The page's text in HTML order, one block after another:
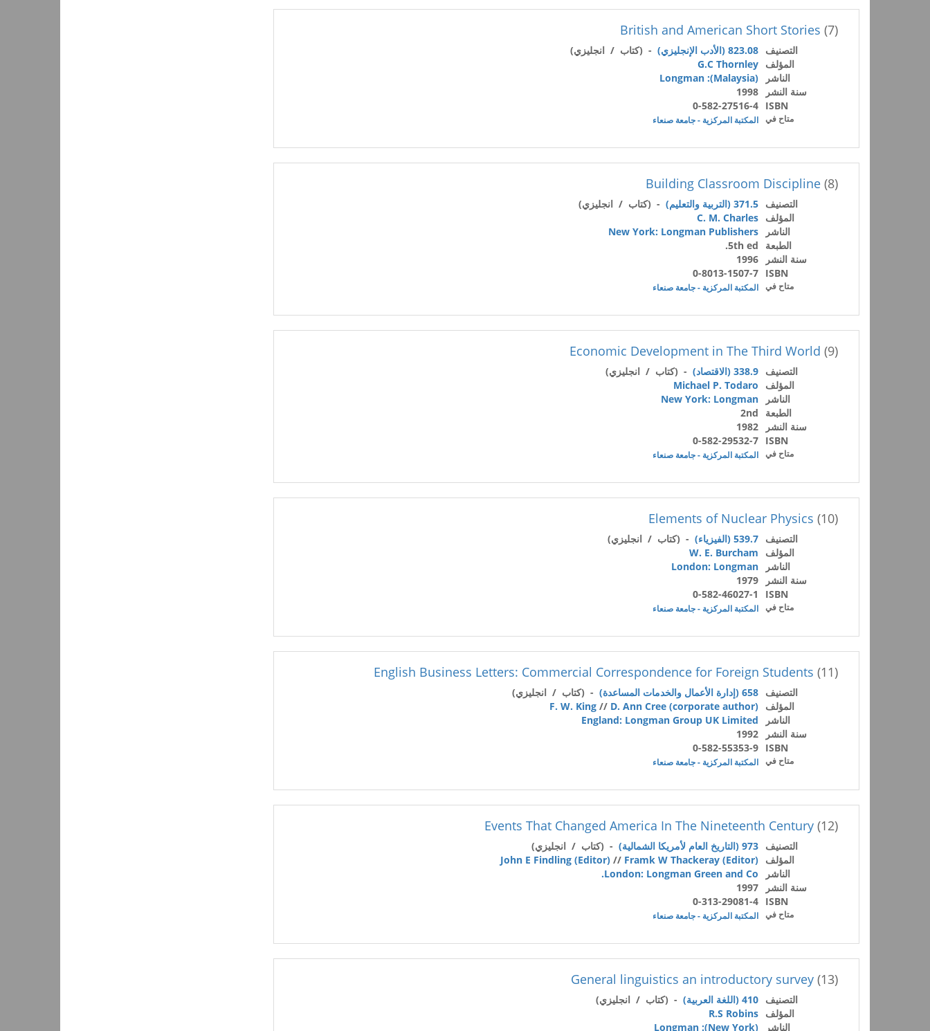
(7)
British and American Short Stories
التصنيف 823.08 (الأدب الإنجليزي)
- (كتاب / انجليزي)
المؤلف G.C Thornley
الناشر
(Malaysia): Longman
سنة النشر
1998
ISBN
0-582-27516-4
متاح في المكتبة المركزية - جامعة صنعاء
(8)
Building Classroom Discipline
التصنيف 371.5 (التربية والتعليم)
- (كتاب / انجليزي)
المؤلف C. M. Charles
الناشر
New York: Longman Publishers
الطبعة
5th ed.
سنة النشر
1996
ISBN
0-8013-1507-7
متاح في المكتبة المركزية - جامعة صنعاء
(9)
Economic Development in The Third World
التصنيف 338.9 (الاقتصاد)
- (كتاب / انجليزي)
المؤلف
Michael P. Todaro
الناشر
New York: Longman
الطبعة
2nd
سنة النشر
1982
ISBN
0-582-29532-7
متاح في المكتبة المركزية - جامعة صنعاء
(10)
Elements of Nuclear Physics
التصنيف 539.7 (الفيزياء)
- (كتاب / انجليزي)
المؤلف
W. E. Burcham
الناشر
London: Longman
سنة النشر
1979
ISBN
0-582-46027-1
متاح في المكتبة المركزية - جامعة صنعاء
(11)
English Business Letters: Commercial Correspondence for Foreign Students
التصنيف 658 (إدارة الأعمال والخدمات المساعدة)
- (كتاب / انجليزي)
المؤلف
F. W. King // D. Ann Cree (corporate author)
الناشر
England: Longman Group UK Limited
سنة النشر
1992
ISBN
0-582-55353-9
متاح في المكتبة المركزية - جامعة صنعاء
(12)
Events That Changed America In The Nineteenth Century
التصنيف 973 (التاريخ العام لأمريكا الشمالية)
- (كتاب / انجليزي)
المؤلف
John E Findling (Editor) // Framk W Thackeray (Editor)
الناشر
London: Longman Green and Co.
سنة النشر
1997
ISBN
0-313-29081-4
متاح في المكتبة المركزية - جامعة صنعاء
(13)
General linguistics an introductory survey
التصنيف 410 (اللغة العربية)
- (كتاب / انجليزي)
المؤلف R.S Robins
الناشر
(New York): Longman